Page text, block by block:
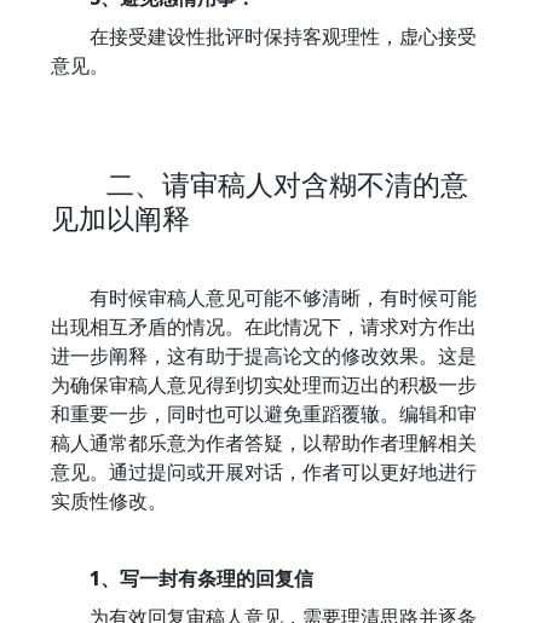
在接受建设性批评时保持客观理性，虚心接受
意见。
二、请审稿人对含糊不清的意
见加以阐释
有时候审稿人意见可能不够清晰，有时候可能
出现相互矛盾的情况。在此情况下，请求对方作出
进一步阐释，这有助于提高论文的修改效果。这是
为确保审稿人意见得到切实处理而迈出的积极一步
和重要一步，同时也可以避免重蹈覆辙。编辑和审
稿人通常都乐意为作者答疑，以帮助作者理解相关
意见。通过提问或开展对话，作者可以更好地进行
实质性修改。
1、写一封有条理的回复信
为有效回复审稿人意见，需要理清思路并逐条